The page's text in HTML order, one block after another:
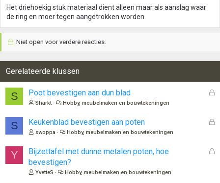
Het driehoekig stuk materiaal dient alleen maar als aanslag waar
de ring en moer tegen aangetrokken worden.
Niet open voor verdere reacties.
Gerelateerde klussen
S
G
n
Poot bevestigen aan dun blad
Sharkt Hobby, meubelmaken en bouwtekeningen
S
G
Keukenblad bevestigen aan poten
swoppa Hobby, meubelmaken en bouwtekeningen
Y
G
Bijzettafel met dunne metalen poten, hoe
bevestigen?
YvetteS Hobby, meubelmaken en bouwtekeningen